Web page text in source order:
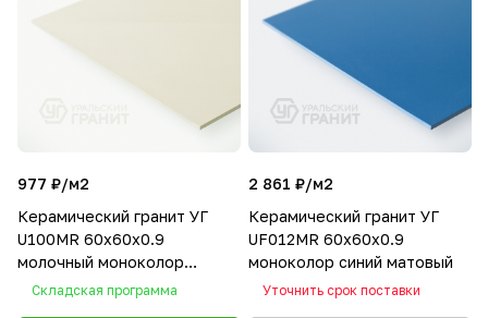
977 ₽/м2
Керамический гранит УГ
U100MR 60х60х0.9
молочный моноколор
матовый
Складская программа
2 861 ₽/м2
Керамический гранит УГ
UF012MR 60х60х0.9
моноколор синий матовый
Уточнить срок поставки